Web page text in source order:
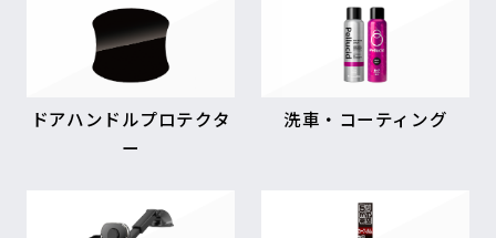
ドアハンドルプロテクタ
ー
洗車・コーティング